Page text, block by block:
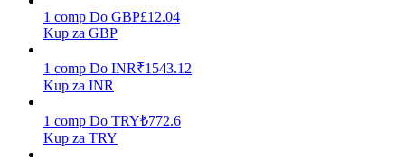
Wysokie zyski i natychmiastowy dostęp
1 comp Do GBP£12.04
Kup za GBP
1 comp Do INR₹1543.12
Kup za INR
1 comp Do TRY₺772.6
Kup za TRY